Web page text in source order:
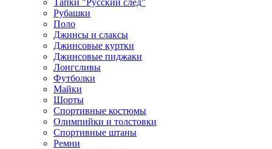
Тапки "Русский след"
Рубашки
Поло
Джинсы и слаксы
Джинсовые куртки
Джинсовые пиджаки
Лонгсливы
Футболки
Майки
Шорты
Спортивные костюмы
Олимпийки и толстовки
Спортивные штаны
Ремни